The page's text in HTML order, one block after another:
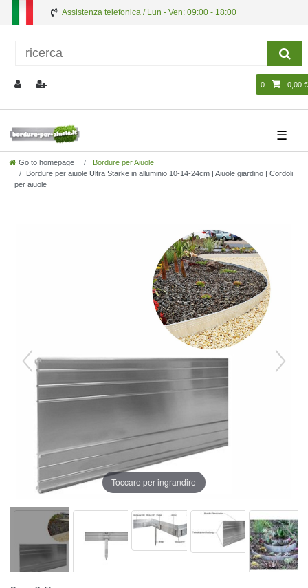
Assistenza telefonica / Lun - Ven: 09:00 - 18:00
0 0,00 €
☰
Go to homepage
Bordure per Aiuole
Bordure per aiuole Ultra Starke in alluminio 10-14-24cm | Aiuole giardino | Cordoli
per aiuole
Toccare per ingrandire